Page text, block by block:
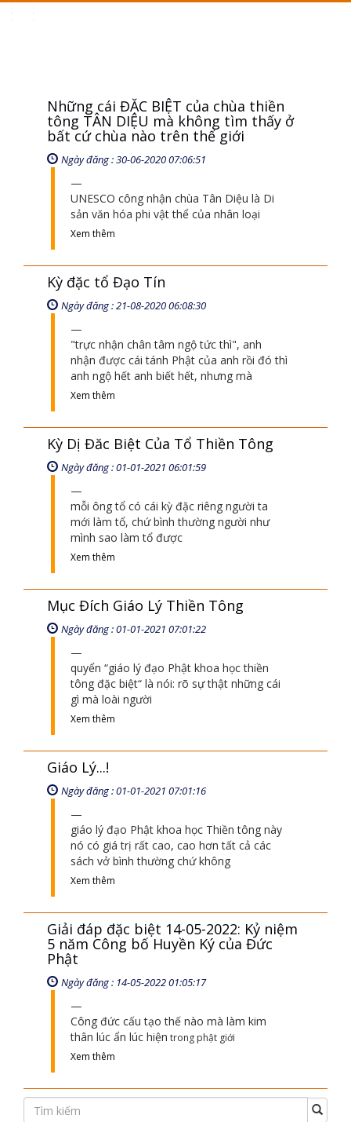
Những cái ĐẶC BIỆT của chùa thiền
tông TÂN DIỆU mà không tìm thấy ở
bất cứ chùa nào trên thế giới
Ngày đăng : 30-06-2020 07:06:51
UNESCO công nhận chùa Tân Diệu là Di
sản văn hóa phi vật thể của nhân loại
Xem thêm
Kỳ đặc tổ Đạo Tín
Ngày đăng : 21-08-2020 06:08:30
"trực nhận chân tâm ngộ tức thì", anh
nhận được cái tánh Phật của anh rồi đó thì
anh ngộ hết anh biết hết, nhưng mà
Xem thêm
Kỳ Dị Đăc Biệt Của Tổ Thiền Tông
Ngày đăng : 01-01-2021 06:01:59
mỗi ông tổ có cái kỳ đặc riêng người ta
mới làm tổ, chứ bình thường người như
mình sao làm tổ được
Xem thêm
Mục Đích Giáo Lý Thiền Tông
Ngày đăng : 01-01-2021 07:01:22
quyển “giáo lý đạo Phật khoa học thiền
tông đặc biệt“ là nói: rõ sự thật những cái
gì mà loài người
Xem thêm
Giáo Lý...!
Ngày đăng : 01-01-2021 07:01:16
giáo lý đạo Phật khoa học Thiền tông này
nó có giá trị rất cao, cao hơn tất cả các
sách vở bình thường chứ không
Xem thêm
Giải đáp đặc biệt 14-05-2022: Kỷ niệm
5 năm Công bố Huyền Ký của Đức
Phật
Ngày đăng : 14-05-2022 01:05:17
Công đức cấu tạo thế nào mà làm kim
thân lúc ẩn lúc hiện trong phật giới
Xem thêm